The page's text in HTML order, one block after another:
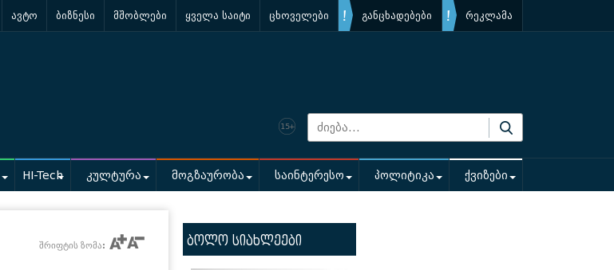
ავტო ბიზნესი მშობლები ყველა საიტი ცხოველები განცხადებები რეკლამა
HI-Tech კულტურა მოგზაურობა საინტერესო პოლიტიკა ქვიზები
შრიფტის ზომა: ბოლო სიახლეები